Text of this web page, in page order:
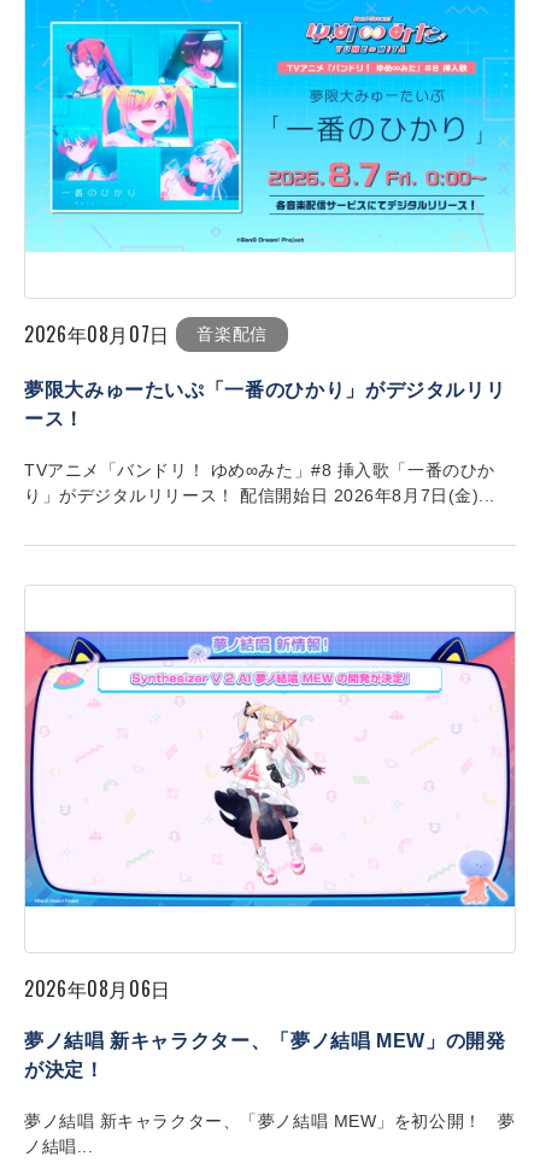
2026年08月07日 音楽配信
夢限大みゅーたいぷ「一番のひかり」がデジタルリリ
ース！
TVアニメ「バンドリ！ ゆめ∞みた」#8 挿入歌「一番のひか
り」がデジタルリリース！ 配信開始日 2026年8月7日(金)...
2026年08月06日
夢ノ結唱 新キャラクター、「夢ノ結唱 MEW」の開発
が決定！
夢ノ結唱 新キャラクター、「夢ノ結唱 MEW」を初公開！ 夢
ノ結唱...